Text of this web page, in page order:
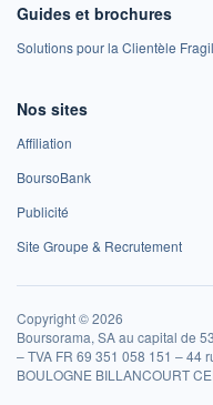
Guides et brochures
Solutions pour la Clientèle
Nos sites
Affiliation
BoursoBank
Publicité
Site Groupe & Recrutement
Copyright © 2026
Boursorama, SA au capital de
– TVA FR 69 351 058 151 – 44
BOULOGNE BILLANCOURT